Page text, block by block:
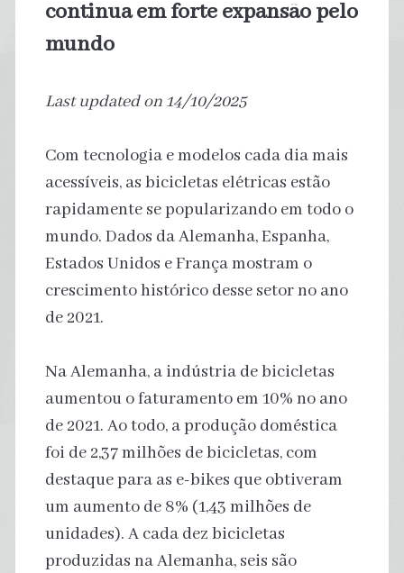
continua em forte expansão pelo
mundo
Last updated on 14/10/2025
Com tecnologia e modelos cada dia mais
acessíveis, as bicicletas elétricas estão
rapidamente se popularizando em todo o
mundo. Dados da Alemanha, Espanha,
Estados Unidos e França mostram o
crescimento histórico desse setor no ano
de 2021.
Na Alemanha, a indústria de bicicletas
aumentou o faturamento em 10% no ano
de 2021. Ao todo, a produção doméstica
foi de 2,37 milhões de bicicletas, com
destaque para as e-bikes que obtiveram
um aumento de 8% (1,43 milhões de
unidades). A cada dez bicicletas
produzidas na Alemanha, seis são